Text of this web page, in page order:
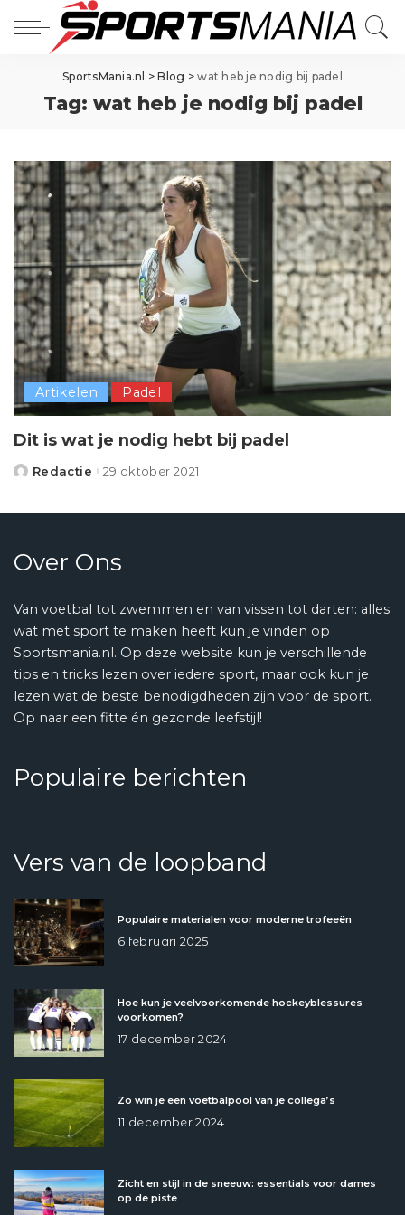
SportsMania.nl >Blog >wat heb je nodig bij padel
Tag: wat heb je nodig bij padel
Artikelen Padel
Dit is wat je nodig hebt bij padel
Posted
Redactie 29 oktober 2021
Over Ons
Van voetbal tot zwemmen en van vissen tot darten: alles
wat met sport te maken heeft kun je vinden op
Sportsmania.nl. Op deze website kun je verschillende
tips en tricks lezen over iedere sport, maar ook kun je
lezen wat de beste benodigdheden zijn voor de sport.
Op naar een fitte én gezonde leefstijl!
Populaire berichten
Vers van de loopband
Populaire materialen voor moderne trofeeën
6 februari 2025
Hoe kun je veelvoorkomende hockeyblessures
voorkomen?
17 december 2024
Zo win je een voetbalpool van je collega’s
11 december 2024
Zicht en stijl in de sneeuw: essentials voor dames
op de piste